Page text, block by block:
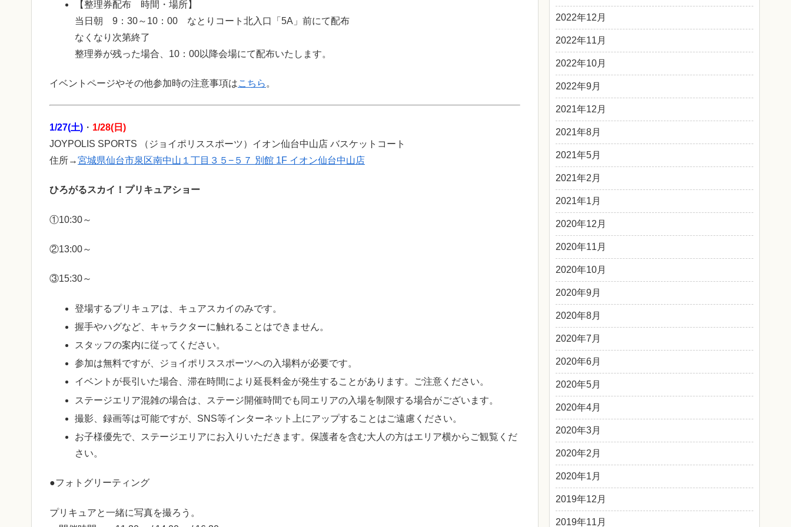
【整理券配布 時間・場所】
当日朝 9：30～10：00 なとりコート北入口「5A」前にて配布
なくなり次第終了
整理券が残った場合、10：00以降会場にて配布いたします。
イベントページやその他参加時の注意事項はこちら 。
1/27(土) ・ 1/28(日)
JOYPOLIS SPORTS （ジョイポリススポーツ）イオン仙台中山店 バスケットコート
住所→宮城県仙台市泉区南中山１丁目３５−５７ 別館 1F イオン仙台中山店
ひろがるスカイ！プリキュアショー
①10:30～
②13:00～
③15:30～
登場するプリキュアは、キュアスカイのみです。
握手やハグなど、キャラクターに触れることはできません。
スタッフの案内に従ってください。
参加は無料ですが、ジョイポリススポーツへの入場料が必要です。
イベントが長引いた場合、滞在時間により延長料金が発生することがあります。ご注意ください。
ステージエリア混雑の場合は、ステージ開催時間でも同エリアの入場を制限する場合がございます。
撮影、録画等は可能ですが、SNS等インターネット上にアップすることはご遠慮ください。
お子様優先で、ステージエリアにお入りいただきます。保護者を含む大人の方はエリア横からご観覧くだ
さい。
●フォトグリーティング
プリキュアと一緒に写真を撮ろう。
2022年12月
2022年11月
2022年10月
2022年9月
2021年12月
2021年8月
2021年5月
2021年2月
2021年1月
2020年12月
2020年11月
2020年10月
2020年9月
2020年8月
2020年7月
2020年6月
2020年5月
2020年4月
2020年3月
2020年2月
2020年1月
2019年12月
2019年11月